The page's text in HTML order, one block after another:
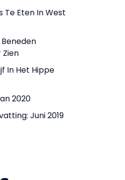
Te Eten In West
In Het Hippe
2020
Juni 2019